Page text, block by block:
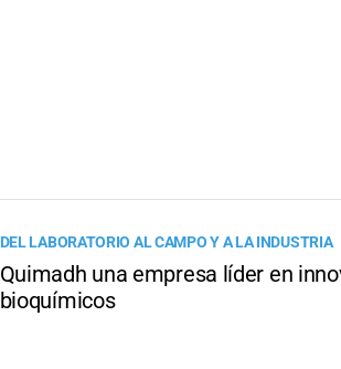
DEL LABORATORIO AL CAMPO Y A LA INDUSTRIA
Quimadh una empresa líder en
bioquímicos